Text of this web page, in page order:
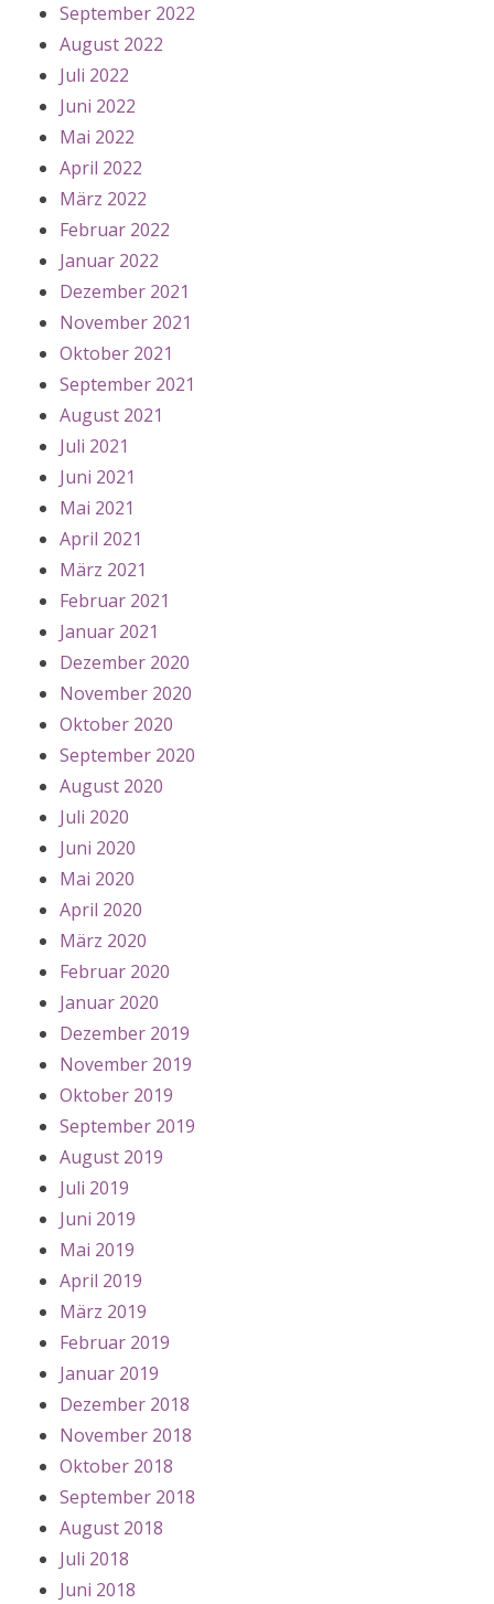
September 2022
August 2022
Juli 2022
Juni 2022
Mai 2022
April 2022
März 2022
Februar 2022
Januar 2022
Dezember 2021
November 2021
Oktober 2021
September 2021
August 2021
Juli 2021
Juni 2021
Mai 2021
April 2021
März 2021
Februar 2021
Januar 2021
Dezember 2020
November 2020
Oktober 2020
September 2020
August 2020
Juli 2020
Juni 2020
Mai 2020
April 2020
März 2020
Februar 2020
Januar 2020
Dezember 2019
November 2019
Oktober 2019
September 2019
August 2019
Juli 2019
Juni 2019
Mai 2019
April 2019
März 2019
Februar 2019
Januar 2019
Dezember 2018
November 2018
Oktober 2018
September 2018
August 2018
Juli 2018
Juni 2018